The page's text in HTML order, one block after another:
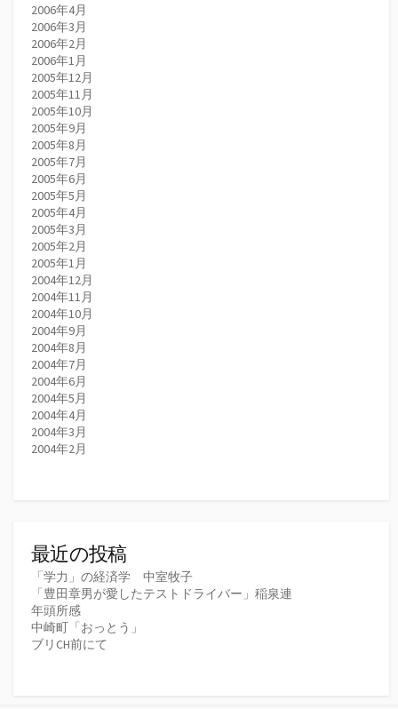
2006年4月
2006年3月
2006年2月
2006年1月
2005年12月
2005年11月
2005年10月
2005年9月
2005年8月
2005年7月
2005年6月
2005年5月
2005年4月
2005年3月
2005年2月
2005年1月
2004年12月
2004年11月
2004年10月
2004年9月
2004年8月
2004年7月
2004年6月
2004年5月
2004年4月
2004年3月
2004年2月
最近の投稿
「学力」の経済学 中室牧子
「豊田章男が愛したテストドライバー」稲泉連
年頭所感
中崎町「おっとう」
ブリCH前にて